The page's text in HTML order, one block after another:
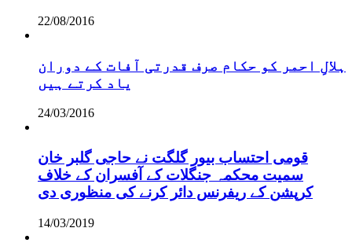
22/08/2016
ہلالِ احمر کو حکام صرف قدرتی آفات کے دوران
یاد کرتے ہیں
24/03/2016
قومی احتساب بیور گلگت نے حاجی گلبر خان
سمیت محکمہ جنگلات کے آفسران کے خلاف
کرپشن کے ریفرنس دائر کرنے کی منظوری دی
14/03/2019